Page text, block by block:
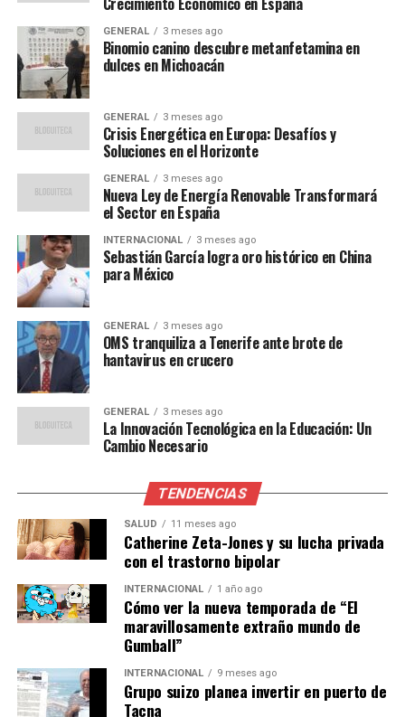
“la combinación de una
demanda creciente y
problemas en la oferta ha
creado un escenario
perfecto para el aumento
de precios. Es un fenómeno
que estamos viendo en
muchos países, no solo en
España.”
Impacto en la Población
El impacto del aumento del costo de vida se siente en
todos los sectores de la sociedad, pero especialmente
entre las familias de ingresos bajos y medios. Muchas de
ellas han tenido que recurrir a sus ahorros o buscar
trabajos adicionales para hacer frente a los gastos
crecientes. Los precios de los alimentos básicos, como el
pan y la leche, han subido un 10% en promedio, lo que
ha afectado directamente el presupuesto familiar.
María González, madre de dos hijos en Madrid,
compartió su experiencia:
“Cada vez es más difícil
llegar a fin de mes. Los
precios suben, pero los
GENERAL 3 meses ago
Binomio canino descubre metanfetamina en
dulces en Michoacán
GENERAL 3 meses ago
Crisis Energética en Europa: Desafíos y
Soluciones en el Horizonte
GENERAL 3 meses ago
Nueva Ley de Energía Renovable Transformará
el Sector en España
INTERNACIONAL 3 meses ago
Sebastián García logra oro histórico en China
para México
GENERAL 3 meses ago
OMS tranquiliza a Tenerife ante brote de
hantavirus en crucero
GENERAL 3 meses ago
La Innovación Tecnológica en la Educación: Un
Cambio Necesario
TENDENCIAS
SALUD 11 meses ago
Catherine Zeta-Jones y su lucha privada
con el trastorno bipolar
INTERNACIONAL 1 año ago
Cómo ver la nueva temporada de “El
maravillosamente extraño mundo de
Gumball”
INTERNACIONAL 9 meses ago
Grupo suizo planea invertir en puerto de
Tacna